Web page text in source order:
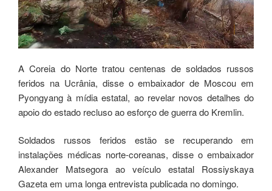
A Coreia do Norte tratou centenas de soldados russos
feridos na Ucrânia, disse o embaixador de Moscou em
Pyongyang à mídia estatal, ao revelar novos detalhes do
apoio do estado recluso ao esforço de guerra do Kremlin.
Soldados russos feridos estão se recuperando em
instalações médicas norte-coreanas, disse o embaixador
Alexander Matsegora ao veículo estatal Rossiyskaya
Gazeta em uma longa entrevista publicada no domingo.